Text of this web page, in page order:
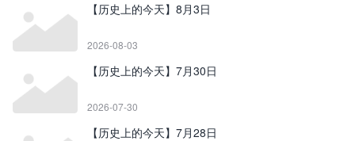
【历史上的今天】8月3日
2026-08-03
【历史上的今天】7月30日
2026-07-30
【历史上的今天】7月28日